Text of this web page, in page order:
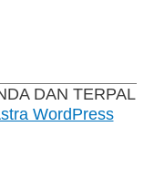
DAN TERPAL
WordPress